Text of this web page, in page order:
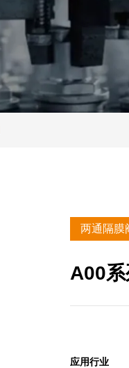
两通隔膜
A00
应用行业